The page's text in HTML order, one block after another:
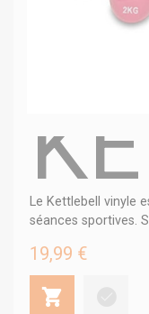
Le Kettlebell vinyle
séances sportives.
19,99 €